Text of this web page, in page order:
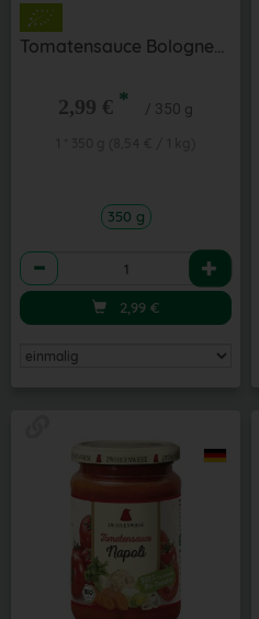
Tomatensauce Bolognese vegetarisch
2,99 € * / 350 g
350 g
Anzahl
2,99 €